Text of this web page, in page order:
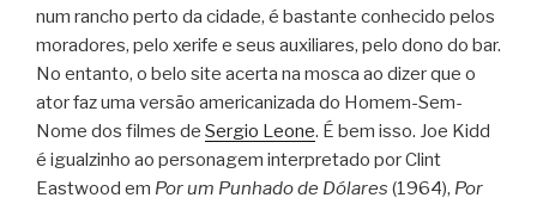
num rancho perto da cidade, é bastante conhecido pelos
moradores, pelo xerife e seus auxiliares, pelo dono do bar.
No entanto, o belo site acerta na mosca ao dizer que o
ator faz uma versão americanizada do Homem-Sem-
Nome dos filmes de Sergio Leone. É bem isso. Joe Kidd
é igualzinho ao personagem interpretado por Clint
Eastwood em Por um Punhado de Dólares (1964), Por